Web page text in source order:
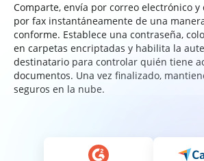
Comparte, envía por correo electrónico y
por fax instantáneamente de una
conforme. Establece una contraseña,
en carpetas encriptadas y habilita la
destinatario para controlar quién tiene
documentos. Una vez finalizado,
seguros en la nube.